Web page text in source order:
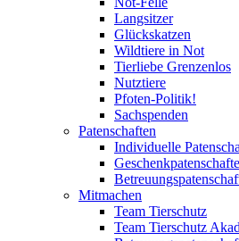
Langsitzer
Glückskatzen
Wildtiere in Not
Tierliebe Grenzenlos
Nutztiere
Pfoten-Politik!
Sachspenden
Patenschaften
Individuelle
Mitmachen
Team Tierschutz
Team Tierschutz